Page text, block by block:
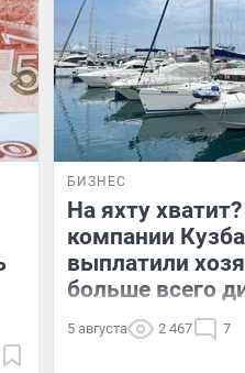
БИЗНЕС
На яхту
компании
выплатили
больше всего
5 августа 2 467 7